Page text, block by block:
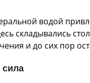
водой
складывались
и до сих пор